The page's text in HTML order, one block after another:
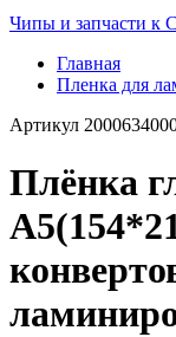
Чипы и запчасти к
Главная
Пленка для
Артикул
Плёнка